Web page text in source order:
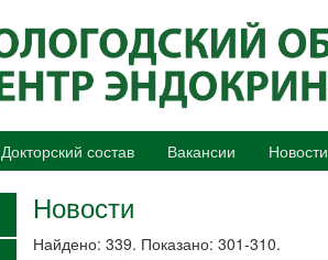
Докторский состав Вакансии Новости
Новости
Найдено: 339. Показано: 301-310.